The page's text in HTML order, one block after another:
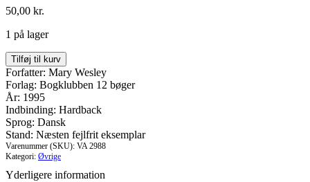
50,00 kr.
1 på lager
Forestillingen
om
kærlighed
antal
Tilføj til kurv
Forfatter: Mary Wesley
Forlag: Bogklubben 12 bøger
År: 1995
Indbinding: Hardback
Sprog: Dansk
Stand: Næsten fejlfrit eksemplar
Varenummer (SKU): VA 2988
Kategori: Øvrige
Yderligere information